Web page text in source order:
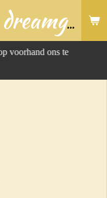
Find your dreamgift
voorhand ons te